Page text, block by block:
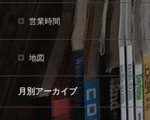
営業時間
地図
月別アーカイブ